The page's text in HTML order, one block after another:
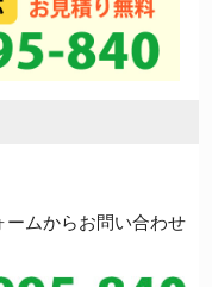
ームからお問い合わせ